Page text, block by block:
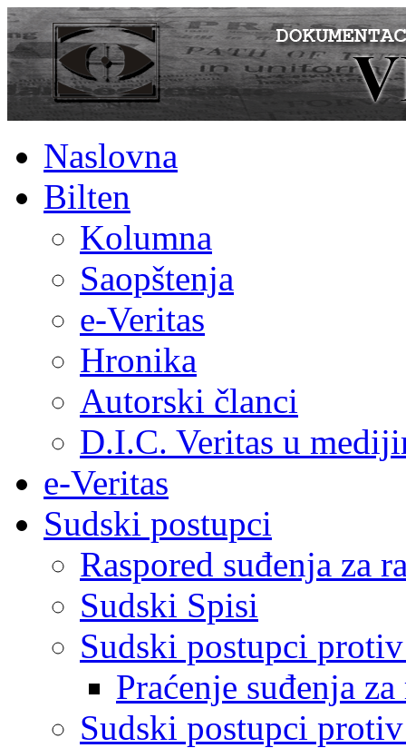
Naslovna
Bilten
Kolumna
Saopštenja
e-Veritas
Hronika
Autorski članci
D.I.C. Veritas u
e-Veritas
Sudski postupci
Raspored suđenja za
Sudski Spisi
Sudski postupci
Praćenje suđenja
Sudski postupci